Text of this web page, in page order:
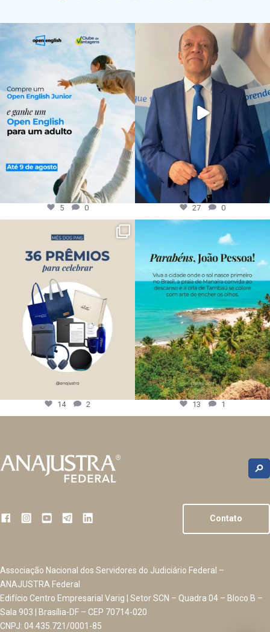
5 0 27 0
14 2 13 1
Contato
Associação Nacional dos Servidores do Judiciário Federal –
ANAJUSTRA Federal
Edifício Centro Empresarial Varig | Setor SCN – Quadra 04 – Bloco B –
Sala 903 | Brasília-DF – CEP 70714-020
CNPJ: 04.435.721/0001-85